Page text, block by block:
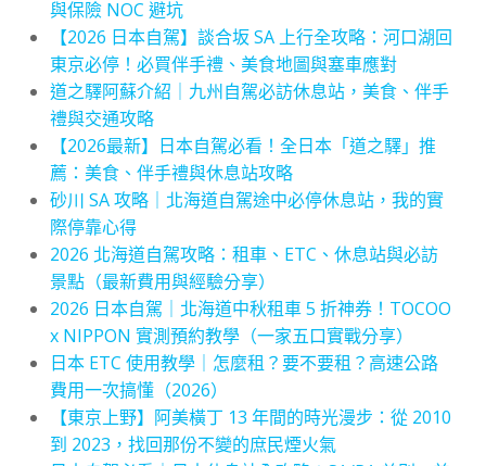
與保險 NOC 避坑
【2026 日本自駕】談合坂 SA 上行全攻略：河口湖回
東京必停！必買伴手禮、美食地圖與塞車應對
道之驛阿蘇介紹｜九州自駕必訪休息站，美食、伴手
禮與交通攻略
【2026最新】日本自駕必看！全日本「道之驛」推
薦：美食、伴手禮與休息站攻略
砂川 SA 攻略｜北海道自駕途中必停休息站，我的實
際停靠心得
2026 北海道自駕攻略：租車、ETC、休息站與必訪
景點（最新費用與經驗分享）
2026 日本自駕｜北海道中秋租車 5 折神券！TOCOO
x NIPPON 實測預約教學（一家五口實戰分享）
日本 ETC 使用教學｜怎麼租？要不要租？高速公路
費用一次搞懂（2026）
【東京上野】阿美橫丁 13 年間的時光漫步：從 2010
到 2023，找回那份不變的庶民煙火氣